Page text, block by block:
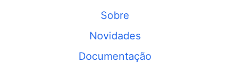
Sobre
Novidades
Documentação